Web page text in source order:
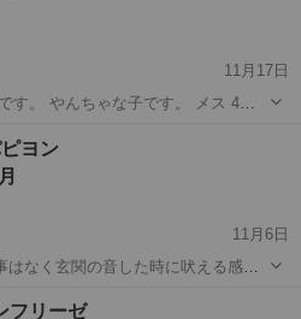
11月17日
やんちゃな子です。 メス 4ヶ
方。 高齢者、独身者はご遠慮下さい
ヨン
11月6日
はなく玄関の音した時に吠える感じ
トイレもしてくれます。 健康状
その他 パピヨン
フリーゼ